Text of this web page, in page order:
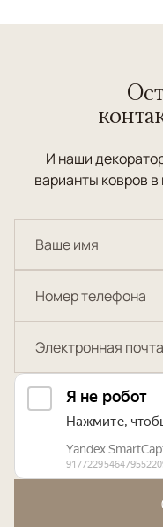
И наши
варианты ковров